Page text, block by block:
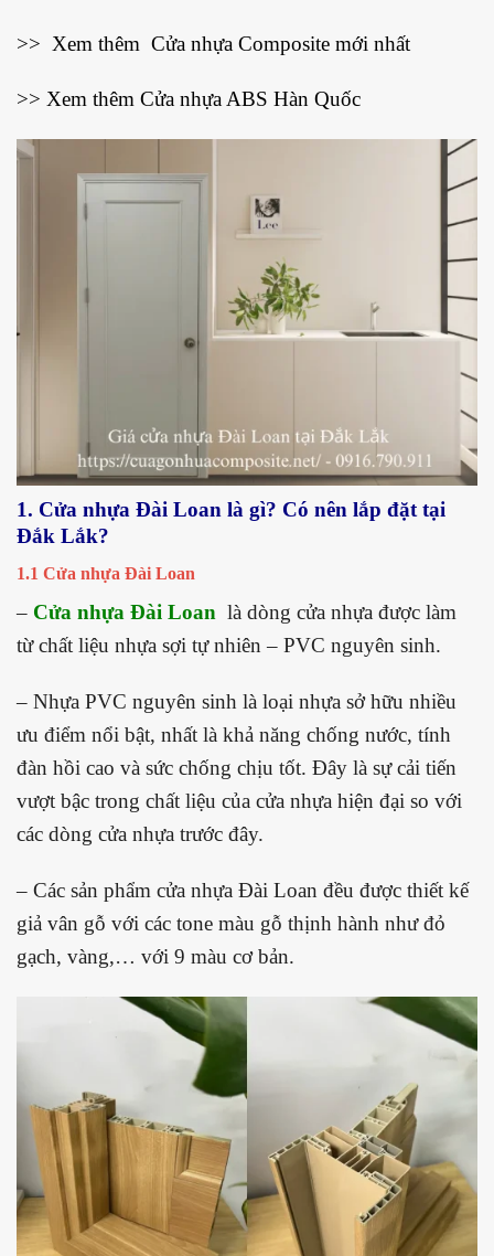
>> Xem thêm Cửa nhựa Composite mới nhất
>> Xem thêm Cửa nhựa ABS Hàn Quốc
1. Cửa nhựa Đài Loan là gì? Có nên lắp đặt tại
Đắk Lắk?
1.1 Cửa nhựa Đài Loan
– Cửa nhựa Đài Loan là dòng cửa nhựa được làm
từ chất liệu nhựa sợi tự nhiên – PVC nguyên sinh.
– Nhựa PVC nguyên sinh là loại nhựa sở hữu nhiều
ưu điểm nổi bật, nhất là khả năng chống nước, tính
đàn hồi cao và sức chống chịu tốt. Đây là sự cải tiến
vượt bậc trong chất liệu của cửa nhựa hiện đại so với
các dòng cửa nhựa trước đây.
– Các sản phẩm cửa nhựa Đài Loan đều được thiết kế
giả vân gỗ với các tone màu gỗ thịnh hành như đỏ
gạch, vàng,… với 9 màu cơ bản.